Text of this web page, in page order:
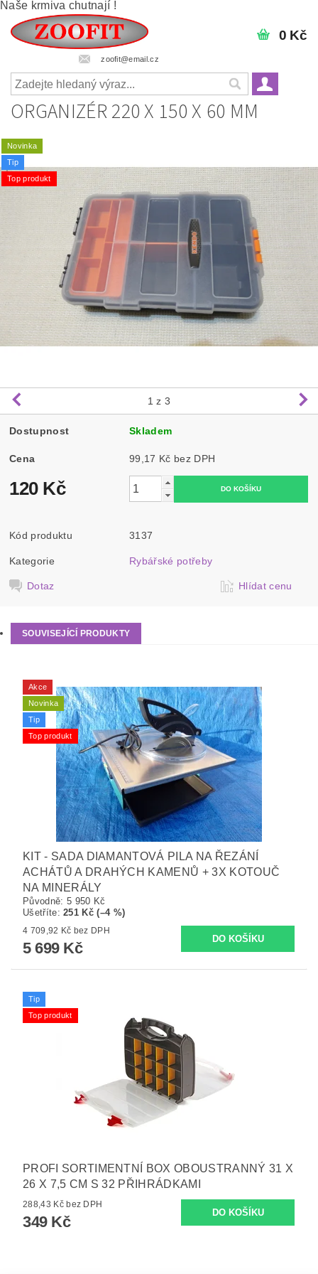
Naše krmiva chutnají !
zoofit@email.cz
0 Kč
ORGANIZÉR 220 X 150 X 60 MM
Novinka
Tip
Top produkt
1 z 3
Dostupnost Skladem
Cena 99,17 Kč bez DPH
120 Kč
Kód produktu 3137
Kategorie Rybářské potřeby
Dotaz Hlídat cenu
SOUVISEJÍCÍ PRODUKTY
Akce
Novinka
Tip
Top produkt
KIT - SADA DIAMANTOVÁ PILA NA ŘEZÁNÍ
ACHÁTŮ A DRAHÝCH KAMENŮ + 3X KOTOUČ
NA MINERÁLY
Původně: 5 950 Kč
Ušetříte:251 Kč (–4 %)
4 709,92 Kč bez DPH
5 699 Kč
Tip
Top produkt
PROFI SORTIMENTNÍ BOX OBOUSTRANNÝ 31 X
26 X 7,5 CM S 32 PŘIHRÁDKAMI
288,43 Kč bez DPH
349 Kč